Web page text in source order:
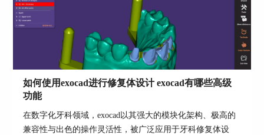
与功能扩展策略，帮助用户全面理解exocad的部署与投资价
值。...
如何使用exocad进行修复体设计 exocad有哪些高级
功能
在数字化牙科领域，exocad以其强大的模块化架构、极高的
兼容性与出色的操作灵活性，被广泛应用于牙科修复体设